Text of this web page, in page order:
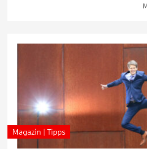
auf und neben der Bühne
Magazin | Tipps